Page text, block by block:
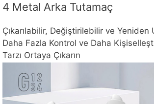
4 Metal Arka Tutamaç
Çıkarılabilir, Değiştirilebilir ve
Daha Fazla Kontrol ve Daha
Tarzı Ortaya Çıkarın